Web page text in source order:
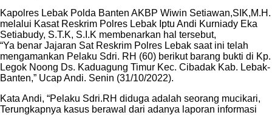
Kapolres Lebak Polda Banten AKBP Wiwin Setiawan,SIK,M.H.
melalui Kasat Reskrim Polres Lebak Iptu Andi Kurniady Eka
Setiabudy, S.T.K, S.I.K membenarkan hal tersebut,
“Ya benar Jajaran Sat Reskrim Polres Lebak saat ini telah
mengamankan Pelaku Sdri. RH (60) berikut barang bukti di Kp.
Legok Noong Ds. Kaduagung Timur Kec. Cibadak Kab. Lebak-
Banten,” Ucap Andi. Senin (31/10/2022).
Kata Andi, “Pelaku Sdri.RH diduga adalah seorang mucikari,
Terungkapnya kasus berawal dari adanya laporan informasi